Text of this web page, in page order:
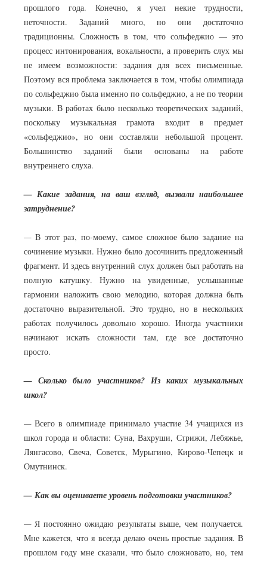
прошлого года. Конечно, я учел некие трудности,
неточности. Заданий много, но они достаточно
традиционны. Сложность в том, что сольфеджио — это
процесс интонирования, вокальности, а проверить слух мы
не имеем возможности: задания для всех письменные.
Поэтому вся проблема заключается в том, чтобы олимпиада
по сольфеджио была именно по сольфеджио, а не по теории
музыки. В работах было несколько теоретических заданий,
поскольку музыкальная грамота входит в предмет
«сольфеджио», но они составляли небольшой процент.
Большинство заданий были основаны на работе
внутреннего слуха.
— Какие задания, на ваш взгляд, вызвали наибольшее
затруднение?
— В этот раз, по-моему, самое сложное было задание на
сочинение музыки. Нужно было досочинить предложенный
фрагмент. И здесь внутренний слух должен был работать на
полную катушку. Нужно на увиденные, услышанные
гармонии наложить свою мелодию, которая должна быть
достаточно выразительной. Это трудно, но в нескольких
работах получилось довольно хорошо. Иногда участники
начинают искать сложности там, где все достаточно
просто.
— Сколько было участников? Из каких музыкальных
школ?
—Всего в олимпиаде принимало участие 34 учащихся из
школ города и области: Суна, Вахруши, Стрижи, Лебяжье,
Лянгасово, Свеча, Советск, Мурыгино, Кирово-Чепецк и
Омутнинск.
— Как вы оцениваете уровень подготовки участников?
—Я постоянно ожидаю результаты выше, чем получается.
Мне кажется, что я всегда делаю очень простые задания. В
прошлом году мне сказали, что было сложновато, но, тем